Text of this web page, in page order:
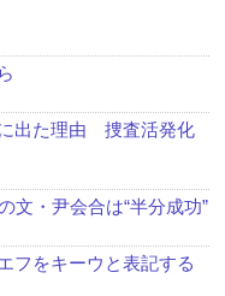
に出た理由 捜査活発化
文・尹会合は“半分成功”
フをキーウと表記する